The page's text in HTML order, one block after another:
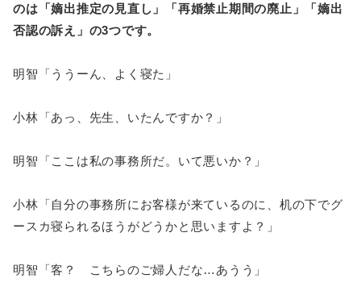
のは「嫡出推定の見直し」「再婚禁止期間の廃止」「嫡出
否認の訴え」の3つです。
明智「ううーん、よく寝た」
小林「あっ、先生、いたんですか？」
明智「ここは私の事務所だ。いて悪いか？」
小林「自分の事務所にお客様が来ているのに、机の下でグ
ースカ寝られるほうがどうかと思いますよ？」
明智「客？ こちらのご婦人だな…あうう」